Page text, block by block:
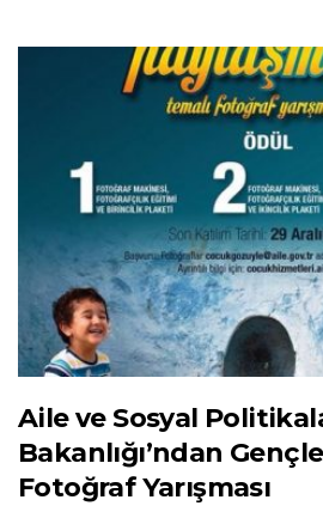
Aile ve Sosyal
Bakanlığı’ndan
Fotoğraf Yarışması